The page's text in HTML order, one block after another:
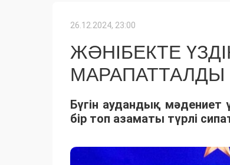
26.12.2024, 23:00
ЖӘНІБЕКТЕ
МАРАПАТТАЛДЫ
Бүгін аудандық
бір топ азаматы түрлі